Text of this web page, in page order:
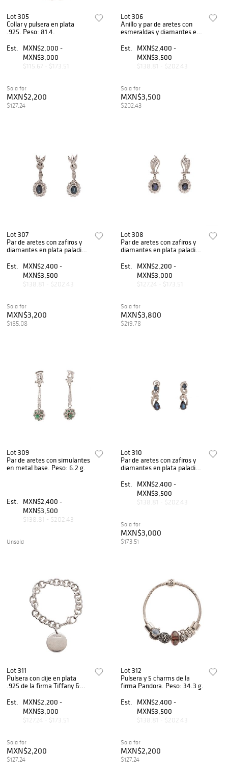
Lot 305
Collar y pulsera en plata
.925. Peso: 81.4.
Est.
MXN$2,000 -
MXN$3,000
$115.67 - $173.51
Sold for
MXN$2,200
$127.24
Lot 306
Anillo y par de aretes con
esmeraldas y diamantes en
corte cojín. 34 diamantes
corte 8 x 8. Talla:...
Est.
MXN$2,400 -
MXN$3,500
$138.81 - $202.43
Sold for
MXN$3,500
$202.43
Lot 307
Par de aretes con zafiros y
diamantes en plata paladio.
diamantes corte 8 x 8. Peso:
Est.
MXN$2,400 -
MXN$3,500
$138.81 - $202.43
Sold for
MXN$3,200
$185.08
Lot 308
Par de aretes con zafiros y
diamantes en plata paladio.
diamantes corte 8 x 8. Peso:
Est.
MXN$2,200 -
MXN$3,000
$127.24 - $173.51
Sold for
MXN$3,800
$219.78
Lot 309
Par de aretes con simulantes
en metal base. Peso: 6.2 g.
Est.
MXN$2,400 -
MXN$3,500
$138.81 - $202.43
Unsold
Lot 310
Par de aretes con zafiros y
diamantes en plata paladio.
marquís. 6 diamantes corte
8 x 8. Peso: 6.0 g.
Est.
MXN$2,400 -
MXN$3,500
$138.81 - $202.43
Sold for
MXN$3,000
$173.51
Lot 311
Pulsera con dije en plata
.925 de la firma Tiffany &
Est.
MXN$2,200 -
MXN$3,000
$127.24 - $173.51
Sold for
MXN$2,200
$127.24
Lot 312
Pulsera y 5 charms de la
firma Pandora. Peso: 34.3 g.
Est.
MXN$2,400 -
MXN$3,500
$138.81 - $202.43
Sold for
MXN$2,200
$127.24